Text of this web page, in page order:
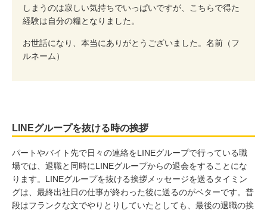
しまうのは寂しい気持ちでいっぱいですが、こちらで得た
経験は自分の糧となりました。
お世話になり、本当にありがとうございました。名前（フ
ルネーム）
LINEグループを抜ける時の挨拶
パートやバイト先で日々の連絡をLINEグループで行っている職
場では、退職と同時にLINEグループからの退会をすることにな
ります。LINEグループを抜ける挨拶メッセージを送るタイミン
グは、最終出社日の仕事が終わった後に送るのがベターです。普
段はフランクな文でやりとりしていたとしても、最後の退職の挨